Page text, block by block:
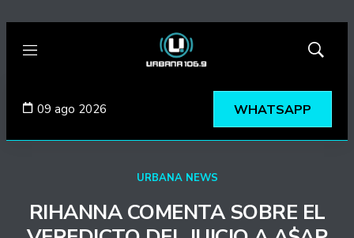
Menú
Mostrar
09 ago 2026 WHATSAPP
URBANA NEWS
RIHANNA COMENTA SOBRE EL